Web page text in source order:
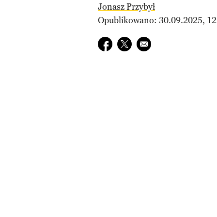
Jonasz Przybył
Opublikowano: 30.09.2025,
Udostępnij na facebook
Udostępnij na twitter
E-mail do przyjaciela